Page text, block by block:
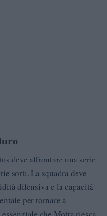
deve affrontare una serie
sorti. La squadra deve
difensiva e la capacità
per tornare a